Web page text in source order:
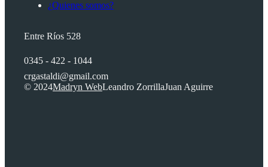
¿Quienes somos?
Entre Ríos 528
0345 - 422 - 1044
crgastaldi@gmail.com
© 2024Madryn WebLeandro ZorrillaJuan Aguirre